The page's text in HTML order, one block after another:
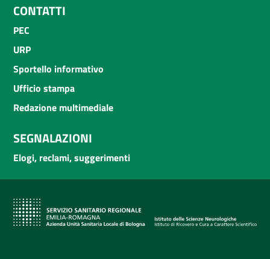
CONTATTI
PEC
URP
Sportello informativo
Ufficio stampa
Redazione multimediale
SEGNALAZIONI
Elogi, reclami, suggerimenti